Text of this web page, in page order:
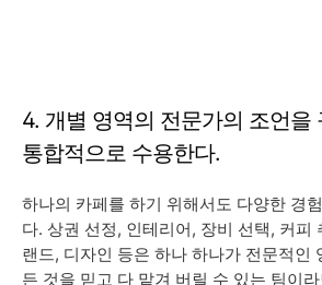
4. 개별 영역의 전문가의 조언을
통합적으로 수용한다.
하나의 카페를 하기 위해서도 다양한 경
다. 상권 선정, 인테리어, 장비 선택, 커피
랜드, 디자인 등은 하나 하나가 전문적인
든 것을 믿고 다 맡겨 버릴 수 있는 팀이